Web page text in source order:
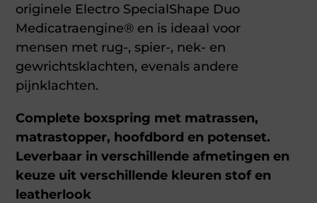
originele Electro SpecialShape Duo
Medicatraengine® en is ideaal voor
mensen met rug-, spier-, nek- en
gewrichtsklachten, evenals andere
pijnklachten.
Complete boxspring met matrassen,
matrastopper, hoofdbord en potenset.
Leverbaar in verschillende afmetingen en
keuze uit verschillende kleuren stof en
leatherlook